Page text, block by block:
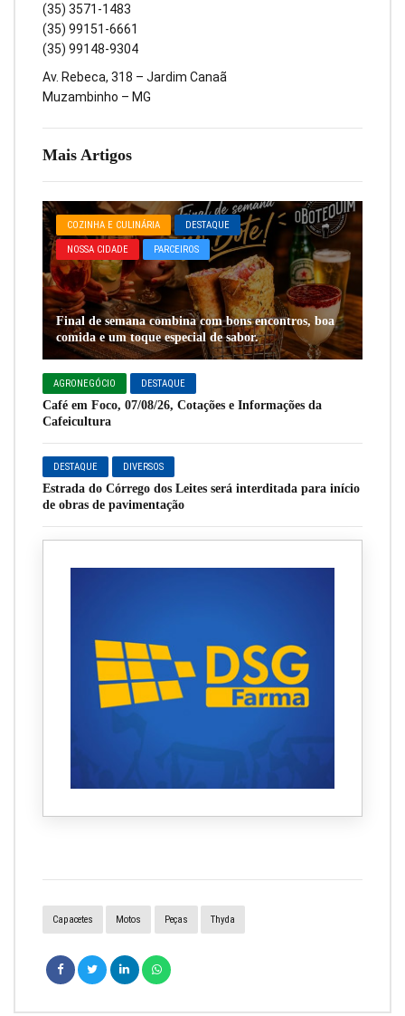
Mais Artigos
COZINHA E CULINÁRIA DESTAQUE
NOSSA CIDADE PARCEIROS
Final de semana combina com bons encontros, boa
comida e um toque especial de sabor.
AGRONEGÓCIO DESTAQUE
Café em Foco, 07/08/26, Cotações e Informações da
Cafeicultura
DESTAQUE DIVERSOS
Estrada do Córrego dos Leites será interditada para início
de obras de pavimentação
(35) 3571-1483
(35) 99151-6661
(35) 99148-9304
Av. Rebeca, 318 – Jardim Canaã
Muzambinho – MG
Capacetes Motos Peças Thyda